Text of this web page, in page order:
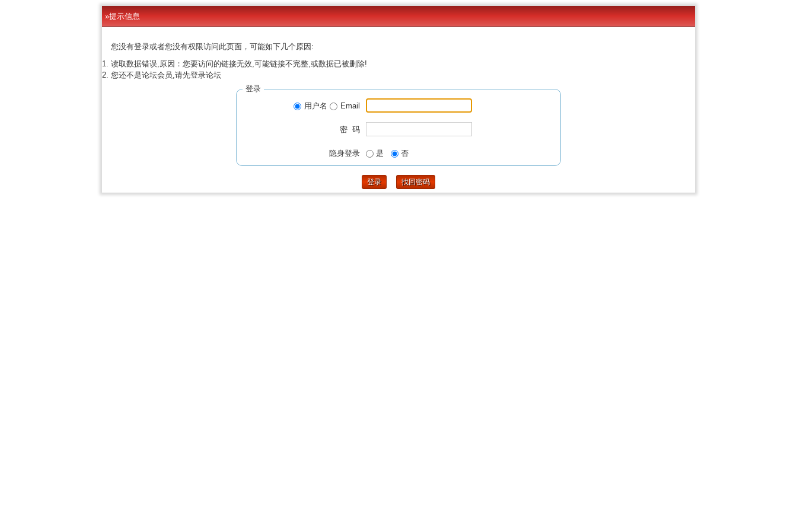
»提示信息
您没有登录或者您没有权限访问此页面，可能如下几个原因:
读取数据错误,原因：您要访问的链接无效,可能链接不完整,或数据已被删除!
您还不是论坛会员,请先登录论坛
登录
用户名
Email
密 码
隐身登录 是 否